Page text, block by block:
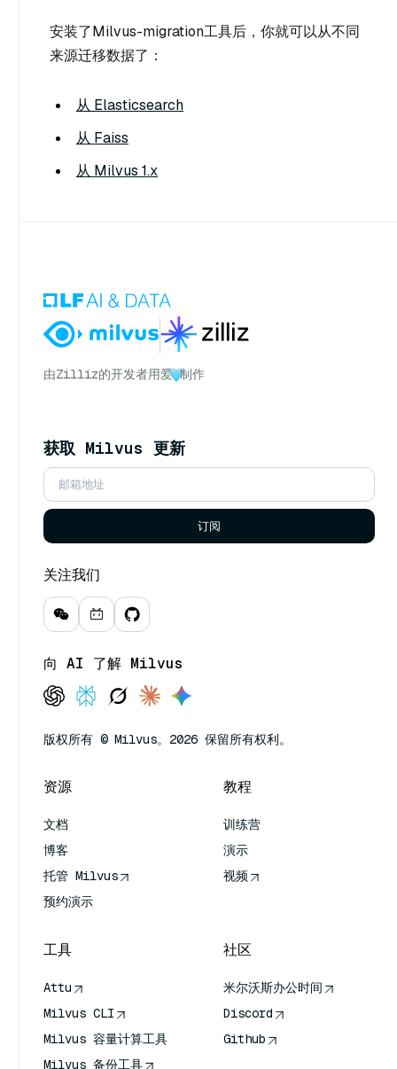
安装了Milvus-migration工具后，你就可以从不同
来源迁移数据了：
从 Elasticsearch
从 Faiss
从 Milvus 1.x
由Zilliz的开发者用爱 制作
获取 Milvus 更新
订阅
关注我们
向 AI 了解 Milvus
版权所有 © Milvus。2026 保留所有权利。
资源
文档
博客
托管 Milvus
预约演示
教程
训练营
演示
视频
工具
Attu
Milvus CLI
Milvus 容量计算工具
Milvus 备份工具
社区
米尔沃斯办公时间
Discord
Github